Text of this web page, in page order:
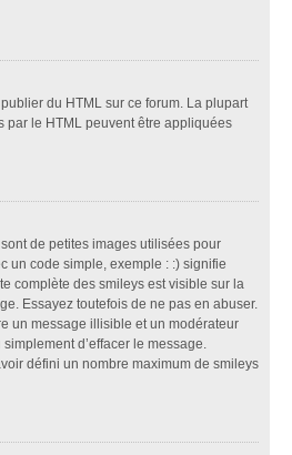
du HTML sur ce forum. La plupart
par le HTML peuvent être appliquées
de petites images utilisées pour
un code simple, exemple : :) signifie
complète des smileys est visible sur la
Essayez toutefois de ne pas en abuser.
un message illisible et un modérateur
d’effacer le message.
défini un nombre maximum de smileys